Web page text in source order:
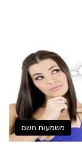
משמעות השם